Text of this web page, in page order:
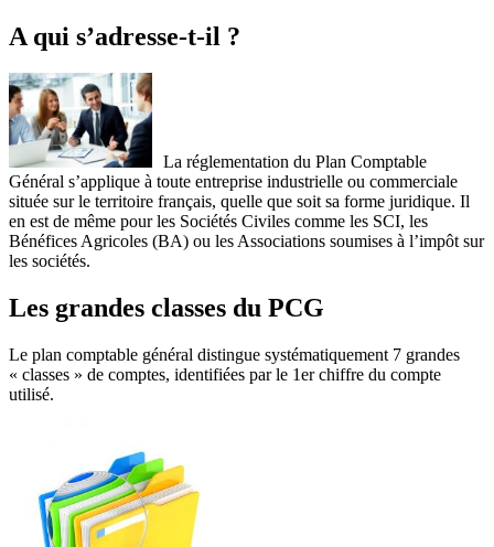
A qui s’adresse-t-il ?
La réglementation du Plan Comptable
Général s’applique à toute entreprise industrielle ou commerciale
située sur le territoire français, quelle que soit sa forme juridique. Il
en est de même pour les Sociétés Civiles comme les SCI, les
Bénéfices Agricoles (BA) ou les Associations soumises à l’impôt sur
les sociétés.
Les grandes classes du PCG
Le plan comptable général distingue systématiquement 7 grandes
« classes » de comptes, identifiées par le 1er chiffre du compte
utilisé.